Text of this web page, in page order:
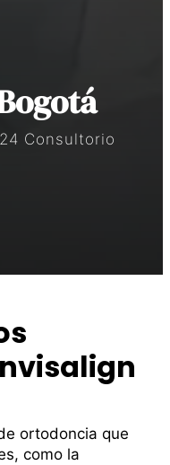
Consultorio
ortodoncia que
como la